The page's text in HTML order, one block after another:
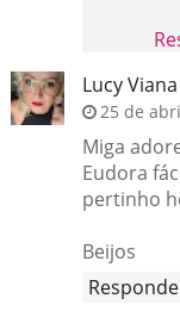
Lucy Viana
25 de
Miga
Eudora
pertinho
Beijos